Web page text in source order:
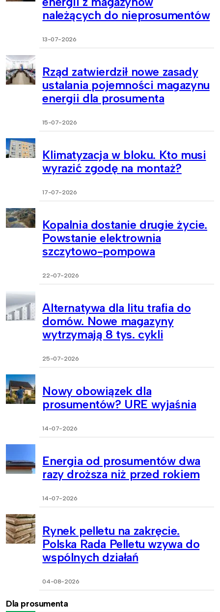
należących do nieprosumentów
13-07-2026
Rząd zatwierdził nowe zasady
ustalania pojemności magazynu
energii dla prosumenta
15-07-2026
Klimatyzacja w bloku. Kto musi
wyrazić zgodę na montaż?
17-07-2026
Kopalnia dostanie drugie życie.
Powstanie elektrownia
szczytowo-pompowa
22-07-2026
Alternatywa dla litu trafia do
domów. Nowe magazyny
wytrzymają 8 tys. cykli
25-07-2026
Nowy obowiązek dla
prosumentów? URE wyjaśnia
14-07-2026
Energia od prosumentów dwa
razy droższa niż przed rokiem
14-07-2026
Rynek pelletu na zakręcie.
Polska Rada Pelletu wzywa do
wspólnych działań
04-08-2026
Dla prosumenta